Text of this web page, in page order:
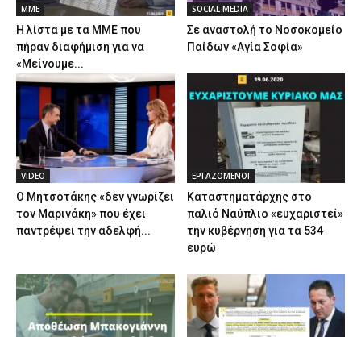
ΜΜΕ
Η λίστα με τα ΜΜΕ που
πήραν διαφήμιση για να
«Μείνουμε...
SOCIAL MEDIA
Σε αναστολή το Νοσοκομείο
Παίδων «Αγία Σοφία»
VIDEO
Ο Μητσοτάκης «δεν γνωρίζει
τον Μαρινάκη» που έχει
παντρέψει την αδελφή...
ΕΡΓΑΖΟΜΕΝΟΙ
Καταστηματάρχης στο
παλιό Ναύπλιο «ευχαριστεί»
την κυβέρνηση για τα 534
ευρώ